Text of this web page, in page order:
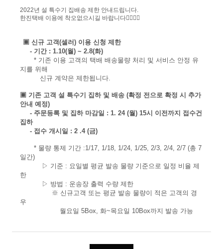
2022년 설 특수기 집배송 제한 안내드립니다.
한진택배 이용에 착오없으시길 바랍니다🙇‍♀️🙇‍♂️
▣ 신규 고객(셀러) 이용 신청 제한
- 기간 : 1.10(월) ~ 2.8(화)
* 기존 이용 고객의 택배 배송물량 처리 및 서비스 안정 유
지를 위해
신규 계약은 제한됩니다.
▣ 기존 고객 설 특수기 집하 및 배송 (확정 전으로 확정 시 추가
안내 예정)
- 주문등록 및 집하 마감일 : 1. 24 (월) 15시 이전까지 접수건
집하
- 접수 개시일 : 2 .4 (금)
* 물량 통제 기간 :1/17, 1/18, 1/24, 1/25, 2/3, 2/4, 2/7 (총 7
일간)
▷ 기준 : 요일별 평균 발송 물량 기준으로 일정 비율 제
한
▷ 방법 : 운송장 출력 수량 제한
※ 신규고객 또는 평균 발송 물량이 적은 고객의 경
우
월요일 5Box, 화~목요일 10Box까지 발송 가능